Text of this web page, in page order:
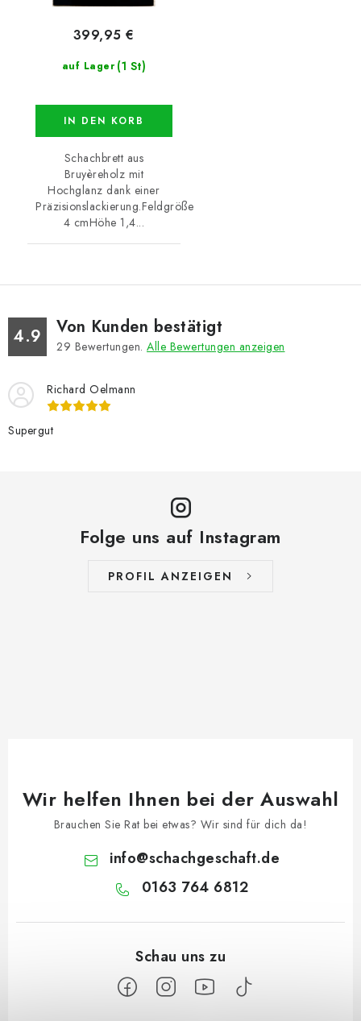
auf Lager (1 St)
399,95 €
IN DEN KORB
Schachbrett aus
Bruyèreholz mit
Hochglanz dank einer
Präzisionslackierung.Feldgröße
4 cmHöhe 1,4...
4.9 Von Kunden bestätigt
29 Bewertungen. Alle Bewertungen anzeigen
Richard Oelmann
Supergut
Folge uns auf Instagram
PROFIL ANZEIGEN
Wir helfen Ihnen bei der Auswahl
Brauchen Sie Rat bei etwas? Wir sind für dich da!
info@schachgeschaft.de
0163 764 6812